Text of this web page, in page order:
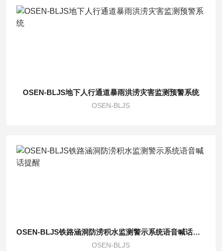
OSEN-BLJS地下人行通道暴雨洪涝灾害监测预警系统
OSEN-BLJS
OSEN-BLJS铁路涵洞防涝积水监测警示系统语音喊话提醒
OSEN-BLJS